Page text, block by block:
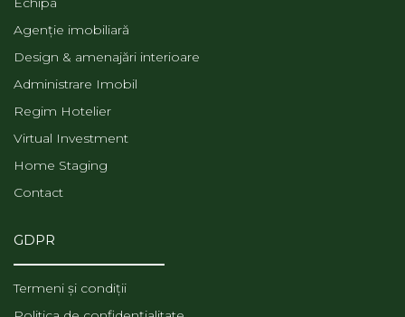
Agenție imobiliară
Design & amenajări interioare
Administrare Imobil
Regim Hotelier
Virtual Investment
Home Staging
Contact
GDPR
Termeni și condiții